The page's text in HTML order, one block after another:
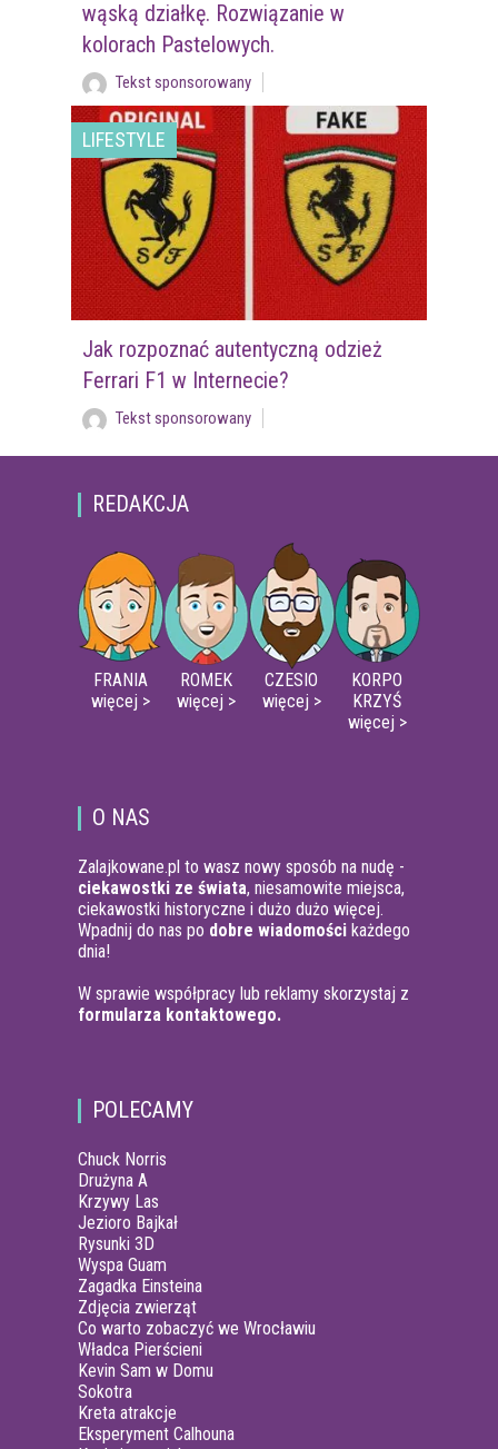
wąską działkę. Rozwiązanie w
kolorach Pastelowych.
Tekst sponsorowany
LIFESTYLE
Jak rozpoznać autentyczną odzież
Ferrari F1 w Internecie?
Tekst sponsorowany
REDAKCJA
FRANIA
więcej >
ROMEK
więcej >
CZESIO
więcej >
KORPO
KRZYŚ
więcej >
O NAS
Zalajkowane.pl to wasz nowy sposób na nudę -
ciekawostki ze świata, niesamowite miejsca,
ciekawostki historyczne i dużo dużo więcej.
Wpadnij do nas po dobre wiadomości każdego
dnia!
W sprawie współpracy lub reklamy skorzystaj z
formularza kontaktowego.
POLECAMY
Chuck Norris
Drużyna A
Krzywy Las
Jezioro Bajkał
Rysunki 3D
Wyspa Guam
Zagadka Einsteina
Zdjęcia zwierząt
Co warto zobaczyć we Wrocławiu
Władca Pierścieni
Kevin Sam w Domu
Sokotra
Kreta atrakcje
Eksperyment Calhouna